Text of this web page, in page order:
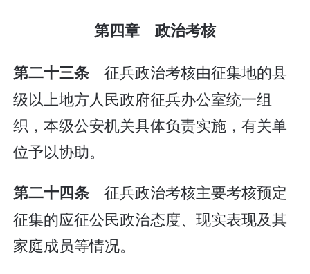
第四章 政治考核
第二十三条 征兵政治考核由征集地的县
级以上地方人民政府征兵办公室统一组
织，本级公安机关具体负责实施，有关单
位予以协助。
第二十四条 征兵政治考核主要考核预定
征集的应征公民政治态度、现实表现及其
家庭成员等情况。